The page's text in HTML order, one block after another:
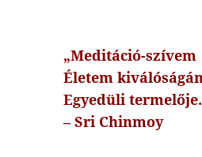
„Meditáció-szívem
Életem
Egyedüli
– Sri Chinmoy